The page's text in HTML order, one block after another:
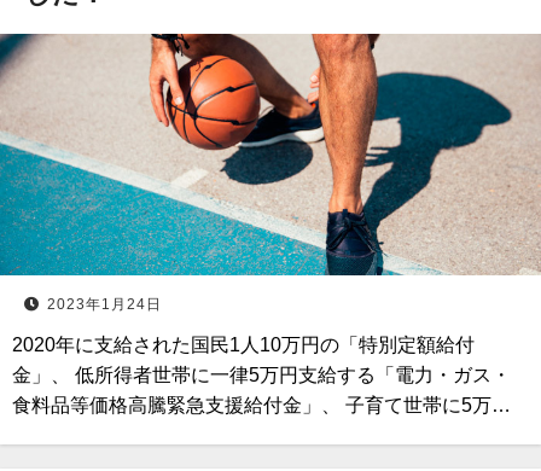
2023年1月24日
2020年に支給された国民1人10万円の「特別定額給付
金」、 低所得者世帯に一律5万円支給する「電力・ガス・
食料品等価格高騰緊急支援給付金」、 子育て世帯に5万…